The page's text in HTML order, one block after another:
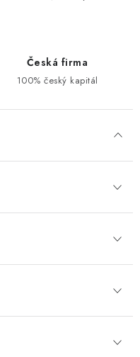
Česká firma
100% český kapitál